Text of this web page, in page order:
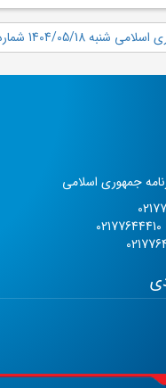
1404/05/18 شماره 13154
جمهوری اسلامی